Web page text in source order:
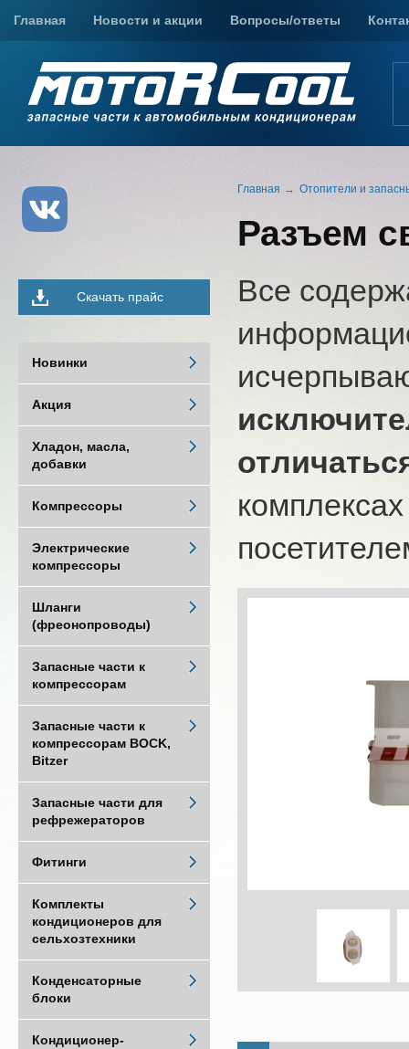
Главная Новости и акции Вопросы/ответы
Главная Отопители и
Разъем
Все
Скачать прайс
Новинки
Акция
Хладон, масла,
добавки
Компрессоры
Электрические
компрессоры
Шланги
(фреонопроводы)
Запасные части к
компрессорам
Запасные части к
компрессорам BOCK,
Bitzer
Запасные части для
рефрежераторов
Фитинги
Комплекты
кондиционеров для
сельхозтехники
Конденсаторные
блоки
Кондиционер-